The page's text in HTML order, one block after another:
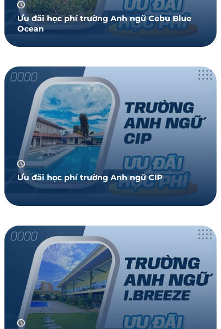
Ưu đãi học phí trường Anh ngữ Cebu Blue
Ocean
Ưu đãi học phí trường Anh ngữ CIP